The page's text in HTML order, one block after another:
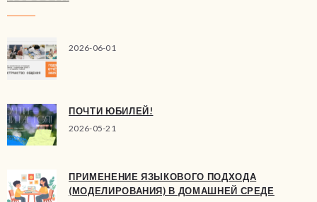
2026-06-01
ПОЧТИ ЮБИЛЕЙ!
2026-05-21
ПРИМЕНЕНИЕ ЯЗЫКОВОГО ПОДХОДА
(МОДЕЛИРОВАНИЯ) В ДОМАШНЕЙ СРЕДЕ